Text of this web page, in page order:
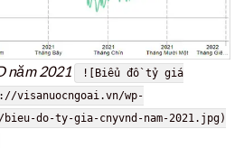
năm 2021
![Biểu đồ tỷ giá
visanuocngoai.vn/wp-
do-ty-gia-cnyvnd-nam-2021.jpg)